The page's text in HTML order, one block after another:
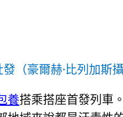
（豪爾赫·比列加斯攝
養搭乘搭座首發列車